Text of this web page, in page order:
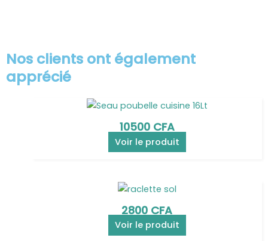
Nos clients ont également
apprécié
10500 CFA
Voir le produit
2800 CFA
Voir le produit